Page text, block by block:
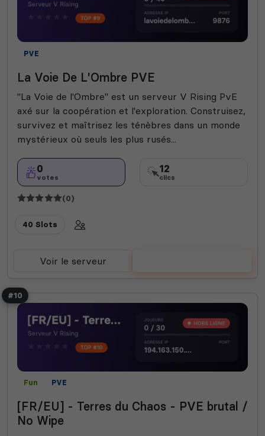
PVE
La Voie De L'Ombre PVE
"La Voie de l'Ombre" est un serveur V Rising PvE
axé sur la coopération et l'exploration. Construisez,
survivez et maîtrisez les ténèbres dans un monde
mystérieux où seuls les plus rusés...
0
votes
12
clics
(0)
40 Slots
Voir le serveur
#10
Fun PVE
[FR/EU] - Terres du Chaos - PVE brutal /
No Wipe